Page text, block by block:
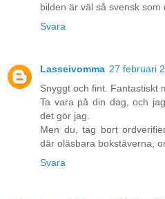
bilden är väl så svensk som
Svara
Lasseivomma 27 februari
Snyggt och fint. Fantastiskt
Ta vara på din dag, och
det gör jag.
Men du, tag bort
där oläsbara bokstäverna,
Svara